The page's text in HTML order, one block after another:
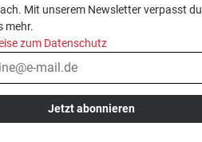
Mit unserem Newsletter verpasst du
mehr.
zum Datenschutz
Jetzt abonnieren